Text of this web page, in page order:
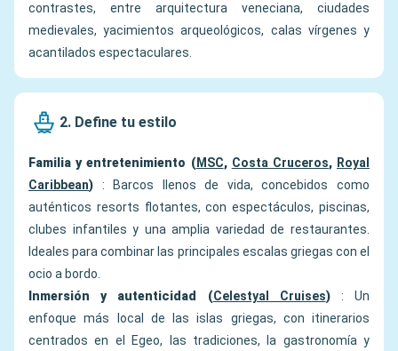
contrastes, entre arquitectura veneciana, ciudades
medievales, yacimientos arqueológicos, calas vírgenes y
acantilados espectaculares.
2. Define tu estilo
Familia y entretenimiento (MSC, Costa Cruceros, Royal
Caribbean) : Barcos llenos de vida, concebidos como
auténticos resorts flotantes, con espectáculos, piscinas,
clubes infantiles y una amplia variedad de restaurantes.
Ideales para combinar las principales escalas griegas con el
ocio a bordo.
Inmersión y autenticidad (Celestyal Cruises): Un
enfoque más local de las islas griegas, con itinerarios
centrados en el Egeo, las tradiciones, la gastronomía y